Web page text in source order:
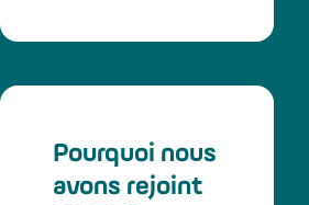
Pourquoi nous
avons rejoint